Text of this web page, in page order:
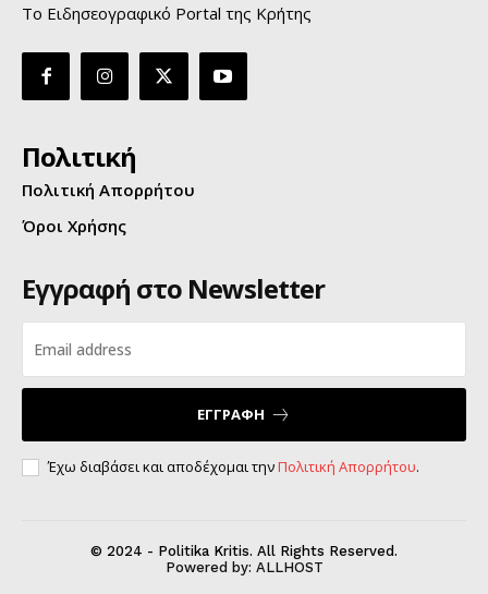
Το Ειδησεογραφικό Portal της Κρήτης
Πολιτική
Πολιτική Απορρήτου
Όροι Χρήσης
Εγγραφή στο Newsletter
ΕΓΓΡΑΦΗ
Έχω διαβάσει και αποδέχομαι τηνΠολιτική Απορρήτου.
© 2024 - Politika Kritis. All Rights Reserved.
Powered by: ALLHOST